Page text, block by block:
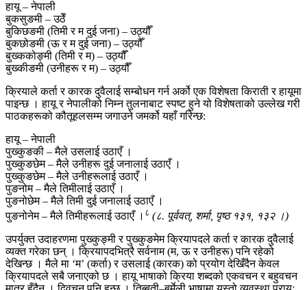
हायू – नेपाली
बुकसुङमी – उठेँ
बुकिछङमी (तिमी र म दुई जना) – उठ्यौँ
बुकछोङमी (ऊ र म दुई जना) – उठ्यौँ
बुख्ककोङ्मी (तिमी र म) – उठ्यौँ
बुख्कीङमी (उनीहरू र म) – उठ्यौँ
क्रियाले कर्ता र कारक दुवैलाई सम्बोधन गर्न अर्को एक विशेषता किराती र हायूमा
पाइन्छ । हायू र नेपालीको निम्न तुलनाबाट स्पष्ट हुने यो विशेषताको उल्लेख गरी
पाठकहरूको कौतूहलसम्म जगाउने जमर्को यहाँ गरिन्छ:
हायू – नेपाली
पुख्कुङकी – मैले उसलाई उठाएँ ।
पुख्कुङछेम – मैले उनीहरू दुई जनालाई उठाएँ ।
पुख्कुङछेम – मैले उनीहरूलाई उठाएँ ।
पुङनोम – मैले तिमीलाई उठाएँ ।
पुङनोछेम – मैले तिमी दुई जनालाई उठाएँ ।
पुङनोनेम – मैले तिमीहरूलाई उठाएँ । ८ (८. पूर्ववत्, शर्मा, पृष्ठ १३१, १३२ ।)
उपर्युक्त उदाहरणमा पुख्कुङ्मी र पुख्कुङमेम क्रियापदले कर्ता र कारक दुवैलाई
व्यक्त गरेका छन् । क्रियापदभित्रै सर्वनाम (म, ऊ र उनीहरू) पनि रहेको
देखिन्छ । मैले मा ‘म’ (कर्ता) र उसलाई (कारक) को प्रयोग देखिँदैन केवल
क्रियापदले सबै जनाएको छ । हायू भाषाको क्रिया शब्दको एकवचन र बहुवचन